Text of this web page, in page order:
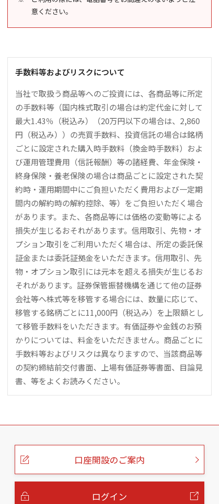
意ください。
手数料等およびリスクについて
当社で取扱う商品等へのご投資には、各商品等に所定
の手数料等（国内株式取引の場合は約定代金に対して
最大1.43％（税込み）（20万円以下の場合は、2,860
円（税込み））の売買手数料、投資信託の場合は銘柄
ごとに設定された購入時手数料（換金時手数料）およ
び運用管理費用（信託報酬）等の諸経費、年金保険・
終身保険・養老保険の場合は商品ごとに設定された契
約時・運用期間中にご負担いただく費用および一定期
間内の解約時の解約控除、等）をご負担いただく場合
があります。また、各商品等には価格の変動等による
損失が生じるおそれがあります。信用取引、先物・オ
プション取引をご利用いただく場合は、所定の委託保
証金または委託証拠金をいただきます。信用取引、先
物・オプション取引には元本を超える損失が生じるお
それがあります。証券保管振替機構を通じて他の証券
会社等へ株式等を移管する場合には、数量に応じて、
移管する銘柄ごとに11,000円（税込み）を上限額とし
て移管手数料をいただきます。有価証券や金銭のお預
かりについては、料金をいただきません。商品ごとに
手数料等およびリスクは異なりますので、当該商品等
の契約締結前交付書面、上場有価証券等書面、目論見
書、等をよくお読みください。
こ
口座開設のご案内
ログイン